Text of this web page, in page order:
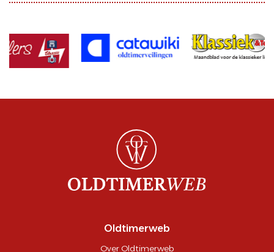
Oldtimerweb
Over Oldtimerweb